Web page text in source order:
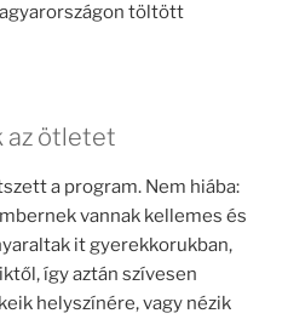
töltött
az ötletet
a program. Nem hiába:
vannak kellemes és
it gyerekkorukban,
így aztán szívesen
helyszínére, vagy nézik